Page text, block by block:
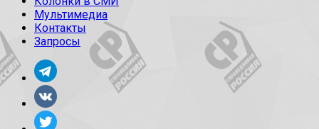
Мультимедиа
Контакты
Запросы